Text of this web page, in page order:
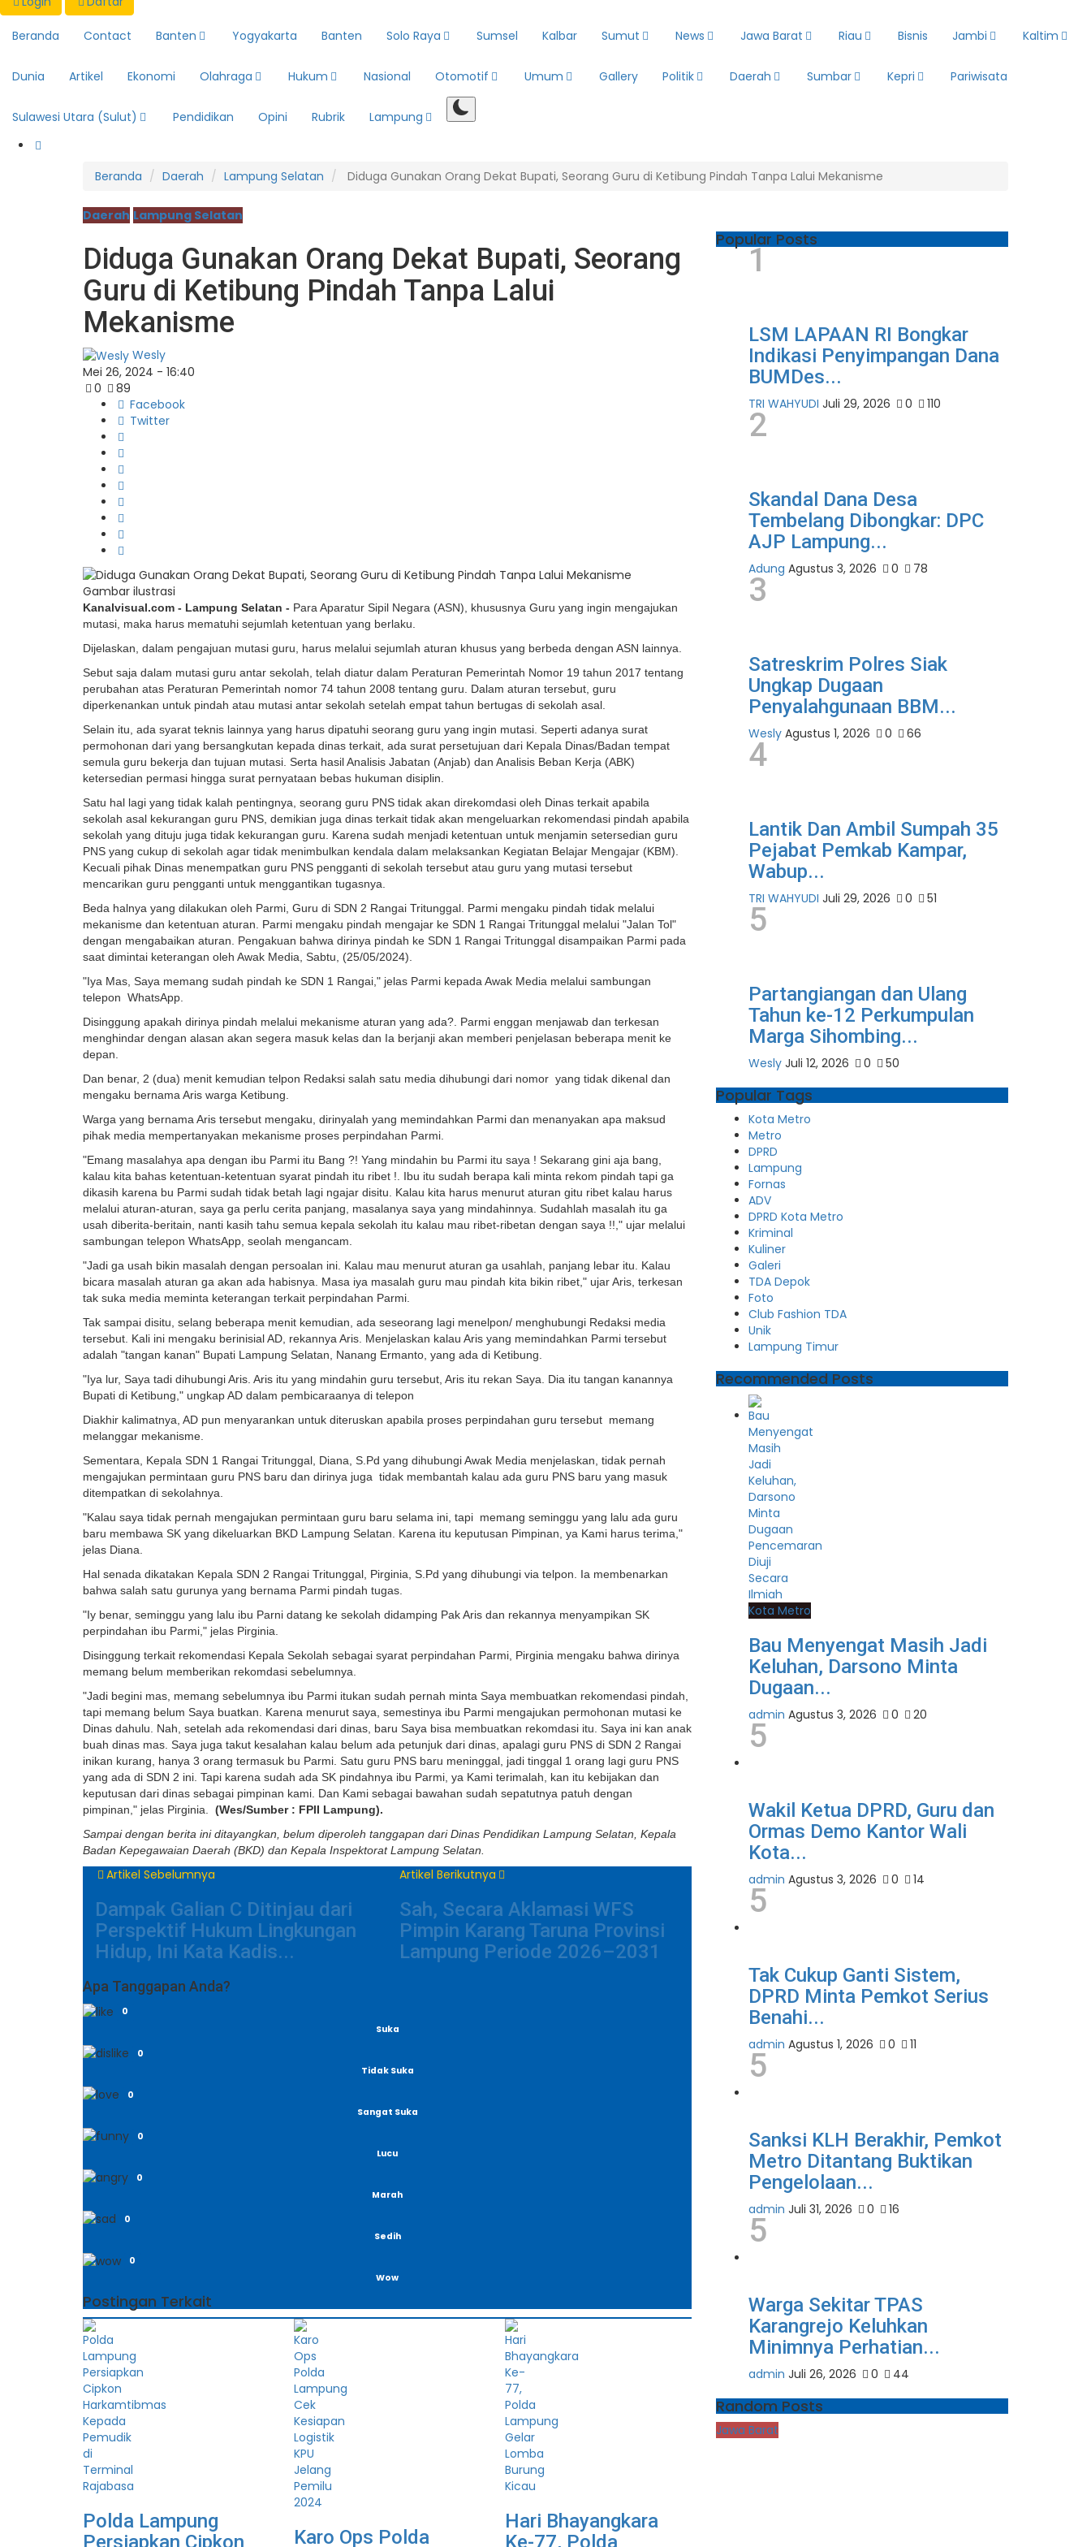
Beranda Contact Banten Yogyakarta Banten Solo Raya Sumsel Kalbar Sumut News Jawa Barat Riau Bisnis Jambi Kaltim
Dunia Artikel Ekonomi Olahraga Hukum Nasional Otomotif Umum Gallery Politik Daerah Sumbar Kepri Pariwisata
Sulawesi Utara (Sulut) Pendidikan Opini Rubrik Lampung
Beranda Daerah Lampung Selatan Diduga Gunakan Orang Dekat Bupati, Seorang Guru di Ketibung Pindah Tanpa Lalui Mekanisme
Daerah Lampung Selatan
Diduga Gunakan Orang Dekat Bupati, Seorang
Guru di Ketibung Pindah Tanpa Lalui
Mekanisme
Wesly
Mei 26, 2024 - 16:40
0
89
Facebook
Twitter
Gambar ilustrasi
Kanalvisual.com - Lampung Selatan - Para Aparatur Sipil Negara (ASN), khususnya Guru yang ingin mengajukan
mutasi, maka harus mematuhi sejumlah ketentuan yang berlaku.
Dijelaskan, dalam pengajuan mutasi guru, harus melalui sejumlah aturan khusus yang berbeda dengan ASN lainnya.
Sebut saja dalam mutasi guru antar sekolah, telah diatur dalam Peraturan Pemerintah Nomor 19 tahun 2017 tentang
perubahan atas Peraturan Pemerintah nomor 74 tahun 2008 tentang guru. Dalam aturan tersebut, guru
diperkenankan untuk pindah atau mutasi antar sekolah setelah empat tahun bertugas di sekolah asal.
Selain itu, ada syarat teknis lainnya yang harus dipatuhi seorang guru yang ingin mutasi. Seperti adanya surat
permohonan dari yang bersangkutan kepada dinas terkait, ada surat persetujuan dari Kepala Dinas/Badan tempat
semula guru bekerja dan tujuan mutasi. Serta hasil Analisis Jabatan (Anjab) dan Analisis Beban Kerja (ABK)
ketersedian permasi hingga surat pernyataan bebas hukuman disiplin.
Satu hal lagi yang tidak kalah pentingnya, seorang guru PNS tidak akan direkomdasi oleh Dinas terkait apabila
sekolah asal kekurangan guru PNS, demikian juga dinas terkait tidak akan mengeluarkan rekomendasi pindah apabila
sekolah yang dituju juga tidak kekurangan guru. Karena sudah menjadi ketentuan untuk menjamin setersedian guru
PNS yang cukup di sekolah agar tidak menimbulkan kendala dalam melaksankan Kegiatan Belajar Mengajar (KBM).
Kecuali pihak Dinas menempatkan guru PNS pengganti di sekolah tersebut atau guru yang mutasi tersebut
mencarikan guru pengganti untuk menggantikan tugasnya.
Beda halnya yang dilakukan oleh Parmi, Guru di SDN 2 Rangai Tritunggal. Parmi mengaku pindah tidak melalui
mekanisme dan ketentuan aturan. Parmi mengaku pindah mengajar ke SDN 1 Rangai Tritunggal melalui "Jalan Tol"
dengan mengabaikan aturan. Pengakuan bahwa dirinya pindah ke SDN 1 Rangai Tritunggal disampaikan Parmi pada
saat dimintai keterangan oleh Awak Media, Sabtu, (25/05/2024).
"Iya Mas, Saya memang sudah pindah ke SDN 1 Rangai," jelas Parmi kepada Awak Media melalui sambungan
telepon WhatsApp.
Disinggung apakah dirinya pindah melalui mekanisme aturan yang ada?. Parmi enggan menjawab dan terkesan
menghindar dengan alasan akan segera masuk kelas dan Ia berjanji akan memberi penjelasan beberapa menit ke
depan.
Dan benar, 2 (dua) menit kemudian telpon Redaksi salah satu media dihubungi dari nomor yang tidak dikenal dan
mengaku bernama Aris warga Ketibung.
Warga yang bernama Aris tersebut mengaku, dirinyalah yang memindahkan Parmi dan menanyakan apa maksud
pihak media mempertanyakan mekanisme proses perpindahan Parmi.
"Emang masalahya apa dengan ibu Parmi itu Bang ?! Yang mindahin bu Parmi itu saya ! Sekarang gini aja bang,
kalau kita bahas ketentuan-ketentuan syarat pindah itu ribet !. Ibu itu sudah berapa kali minta rekom pindah tapi ga
dikasih karena bu Parmi sudah tidak betah lagi ngajar disitu. Kalau kita harus menurut aturan gitu ribet kalau harus
melalui aturan-aturan, saya ga perlu cerita panjang, masalanya saya yang mindahinnya. Sudahlah masalah itu ga
usah diberita-beritain, nanti kasih tahu semua kepala sekolah itu kalau mau ribet-ribetan dengan saya !!," ujar melalui
sambungan telepon WhatsApp, seolah mengancam.
"Jadi ga usah bikin masalah dengan persoalan ini. Kalau mau menurut aturan ga usahlah, panjang lebar itu. Kalau
bicara masalah aturan ga akan ada habisnya. Masa iya masalah guru mau pindah kita bikin ribet," ujar Aris, terkesan
tak suka media meminta keterangan terkait perpindahan Parmi.
Tak sampai disitu, selang beberapa menit kemudian, ada seseorang lagi menelpon/ menghubungi Redaksi media
tersebut. Kali ini mengaku berinisial AD, rekannya Aris. Menjelaskan kalau Aris yang memindahkan Parmi tersebut
adalah "tangan kanan" Bupati Lampung Selatan, Nanang Ermanto, yang ada di Ketibung.
"Iya lur, Saya tadi dihubungi Aris. Aris itu yang mindahin guru tersebut, Aris itu rekan Saya. Dia itu tangan kanannya
Bupati di Ketibung," ungkap AD dalam pembicaraanya di telepon
Diakhir kalimatnya, AD pun menyarankan untuk diteruskan apabila proses perpindahan guru tersebut memang
melanggar mekanisme.
Sementara, Kepala SDN 1 Rangai Tritunggal, Diana, S.Pd yang dihubungi Awak Media menjelaskan, tidak pernah
mengajukan permintaan guru PNS baru dan dirinya juga tidak membantah kalau ada guru PNS baru yang masuk
ditempatkan di sekolahnya.
"Kalau saya tidak pernah mengajukan permintaan guru baru selama ini, tapi memang seminggu yang lalu ada guru
baru membawa SK yang dikeluarkan BKD Lampung Selatan. Karena itu keputusan Pimpinan, ya Kami harus terima,"
jelas Diana.
Hal senada dikatakan Kepala SDN 2 Rangai Tritunggal, Pirginia, S.Pd yang dihubungi via telpon. Ia membenarkan
bahwa salah satu gurunya yang bernama Parmi pindah tugas.
"Iy benar, seminggu yang lalu ibu Parni datang ke sekolah didamping Pak Aris dan rekannya menyampikan SK
perpindahan ibu Parmi," jelas Pirginia.
Disinggung terkait rekomendasi Kepala Sekolah sebagai syarat perpindahan Parmi, Pirginia mengaku bahwa dirinya
memang belum memberikan rekomdasi sebelumnya.
"Jadi begini mas, memang sebelumnya ibu Parmi itukan sudah pernah minta Saya membuatkan rekomendasi pindah,
tapi memang belum Saya buatkan. Karena menurut saya, semestinya ibu Parmi mengajukan permohonan mutasi ke
Dinas dahulu. Nah, setelah ada rekomendasi dari dinas, baru Saya bisa membuatkan rekomdasi itu. Saya ini kan anak
buah dinas mas. Saya juga takut kesalahan kalau belum ada petunjuk dari dinas, apalagi guru PNS di SDN 2 Rangai
inikan kurang, hanya 3 orang termasuk bu Parmi. Satu guru PNS baru meninggal, jadi tinggal 1 orang lagi guru PNS
yang ada di SDN 2 ini. Tapi karena sudah ada SK pindahnya ibu Parmi, ya Kami terimalah, kan itu kebijakan dan
keputusan dari dinas sebagai pimpinan kami. Dan Kami sebagai bawahan sudah sepatutnya patuh dengan
pimpinan," jelas Pirginia. (Wes/Sumber : FPII Lampung).
Sampai dengan berita ini ditayangkan, belum diperoleh tanggapan dari Dinas Pendidikan Lampung Selatan, Kepala
Badan Kepegawaian Daerah (BKD) dan Kepala Inspektorat Lampung Selatan.
Artikel Sebelumnya
Dampak Galian C Ditinjau dari
Perspektif Hukum Lingkungan
Hidup, Ini Kata Kadis...
Artikel Berikutnya
Sah, Secara Aklamasi WFS
Pimpin Karang Taruna Provinsi
Lampung Periode 2026–2031
Apa Tanggapan Anda?
0
Suka
0
Tidak Suka
0
Sangat Suka
0
Lucu
0
Marah
0
Sedih
0
Wow
Postingan Terkait
Polda Lampung
Persiapkan Cipkon
Karo Ops Polda
Hari Bhayangkara
Ke-77, Polda
Popular Posts
1
LSM LAPAAN RI Bongkar
Indikasi Penyimpangan Dana
BUMDes...
TRI WAHYUDI Juli 29, 2026 0 110
2
Skandal Dana Desa
Tembelang Dibongkar: DPC
AJP Lampung...
Adung Agustus 3, 2026 0 78
3
Satreskrim Polres Siak
Ungkap Dugaan
Penyalahgunaan BBM...
Wesly Agustus 1, 2026 0 66
4
Lantik Dan Ambil Sumpah 35
Pejabat Pemkab Kampar,
Wabup...
TRI WAHYUDI Juli 29, 2026 0 51
5
Partangiangan dan Ulang
Tahun ke-12 Perkumpulan
Marga Sihombing...
Wesly Juli 12, 2026 0 50
Popular Tags
Kota Metro
Metro
DPRD
Lampung
Fornas
ADV
DPRD Kota Metro
Kriminal
Kuliner
Galeri
TDA Depok
Foto
Club Fashion TDA
Unik
Lampung Timur
Recommended Posts
Kota Metro
Bau Menyengat Masih Jadi
Keluhan, Darsono Minta
Dugaan...
admin Agustus 3, 2026 0 20
5
Wakil Ketua DPRD, Guru dan
Ormas Demo Kantor Wali
Kota...
admin Agustus 3, 2026 0 14
5
Tak Cukup Ganti Sistem,
DPRD Minta Pemkot Serius
Benahi...
admin Agustus 1, 2026 0 11
5
Sanksi KLH Berakhir, Pemkot
Metro Ditantang Buktikan
Pengelolaan...
admin Juli 31, 2026 0 16
5
Warga Sekitar TPAS
Karangrejo Keluhkan
Minimnya Perhatian...
admin Juli 26, 2026 0 44
Random Posts
Jawa Barat